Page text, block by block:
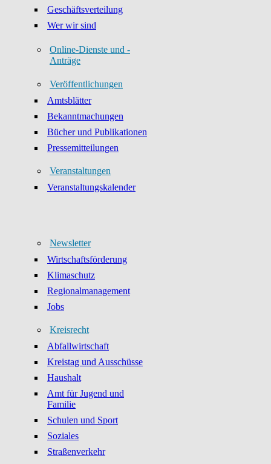
Geschäftsverteilung
Wer wir sind
Online-Dienste und -
Anträge
Veröffentlichungen
Amtsblätter
Bekanntmachungen
Bücher und Publikationen
Pressemitteilungen
Veranstaltungen
Veranstaltungskalender
Newsletter
Wirtschaftsförderung
Klimaschutz
Regionalmanagement
Jobs
Kreisrecht
Abfallwirtschaft
Kreistag und Ausschüsse
Haushalt
Amt für Jugend und
Familie
Schulen und Sport
Soziales
Straßenverkehr